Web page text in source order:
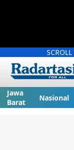
Jawa
Barat
Nasional